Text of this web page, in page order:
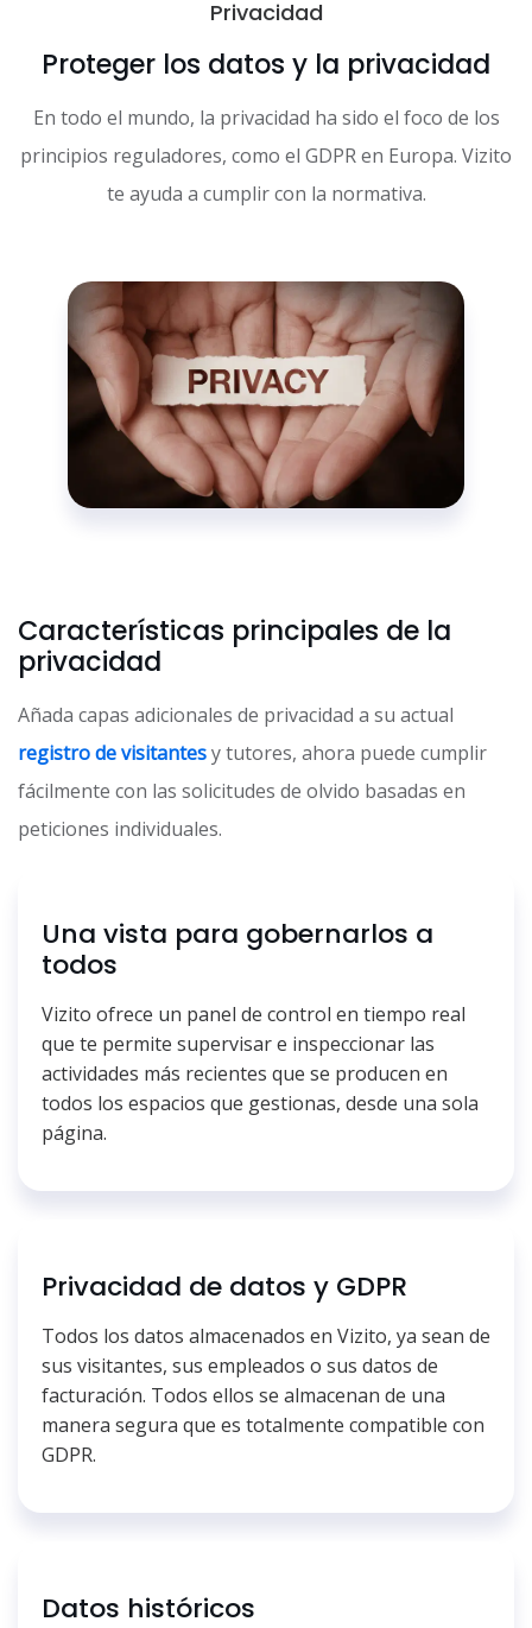
Privacidad
Proteger los datos y la privacidad
En todo el mundo, la privacidad ha sido el foco de los
principios reguladores, como el GDPR en Europa. Vizito
te ayuda a cumplir con la normativa.
Características principales de la
privacidad
Añada capas adicionales de privacidad a su actual
registro de visitantesy tutores, ahora puede cumplir
fácilmente con las solicitudes de olvido basadas en
peticiones individuales.
Una vista para gobernarlos a
todos
Vizito ofrece un panel de control en tiempo real
que te permite supervisar e inspeccionar las
actividades más recientes que se producen en
todos los espacios que gestionas, desde una sola
página.
Privacidad de datos y GDPR
Todos los datos almacenados en Vizito, ya sean de
sus visitantes, sus empleados o sus datos de
facturación. Todos ellos se almacenan de una
manera segura que es totalmente compatible con
GDPR.
Datos históricos